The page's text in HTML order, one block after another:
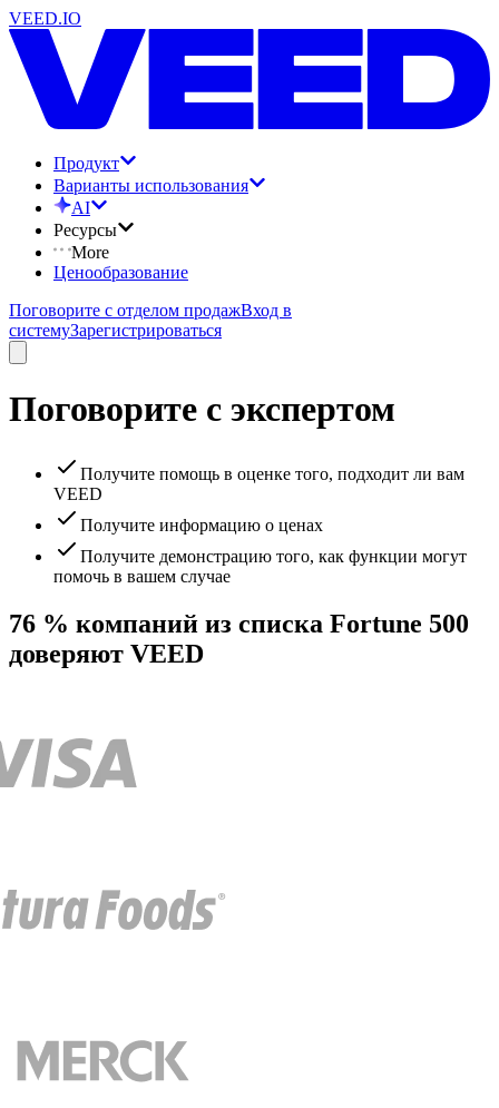
VEED.IO
Продукт
Варианты использования
AI
Ресурсы
More
Ценообразование
Поговорите с отделом продажВход в
системуЗарегистрироваться
Поговорите с экспертом
Получите помощь в оценке того, подходит ли вам
VEED
Получите информацию о ценах
Получите демонстрацию того, как функции могут
помочь в вашем случае
76 % компаний из списка Fortune 500
доверяют VEED